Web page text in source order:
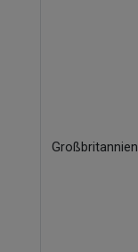
Großbritannien